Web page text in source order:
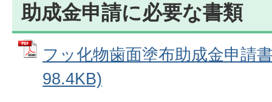
助成金申請に必要な書類
フッ化物歯面塗布助成金申請
98.4KB)